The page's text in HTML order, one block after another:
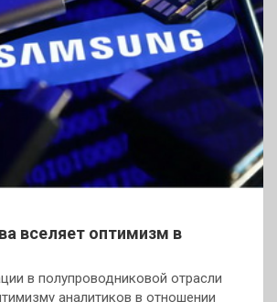
вселяет оптимизм в
в полупроводниковой отрасли
аналитиков в отношении